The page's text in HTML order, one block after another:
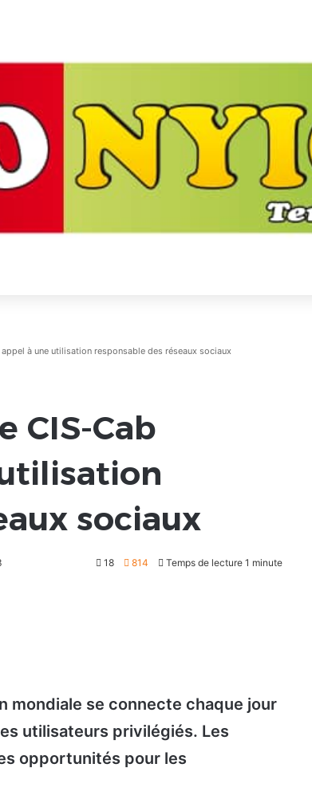
appel à une utilisation responsable des réseaux sociaux
CIS-Cab
sociaux
18 814 Temps de lecture 1 minute
mondiale se connecte chaque jour
utilisateurs privilégiés. Les
opportunités pour les